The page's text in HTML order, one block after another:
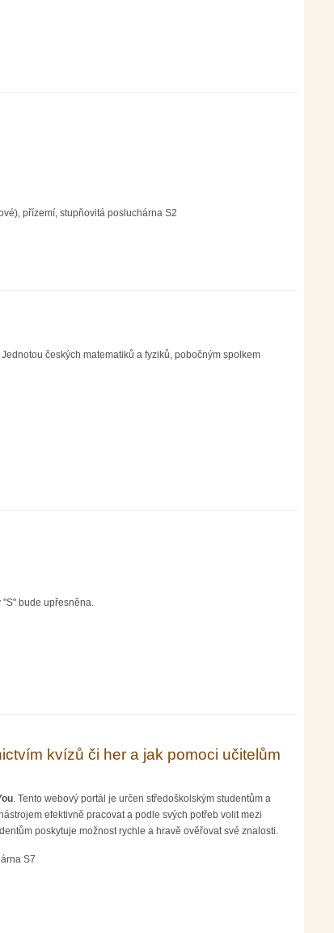
přízemí, stupňovitá posluchárna S2
českých matematiků a fyziků, pobočným spolkem
bude upřesněna.
kvízů či her a jak pomoci učitelům
. Tento webový portál je určen středoškolským studentům a
efektivně pracovat a podle svých potřeb volit mezi
poskytuje možnost rychle a hravě ověřovat své znalosti.
S7